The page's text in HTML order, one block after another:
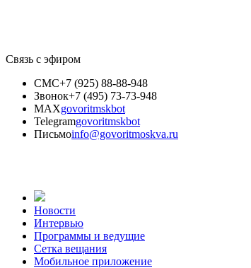
Связь с эфиром
СМС+7 (925) 88-88-948
Звонок+7 (495) 73-73-948
MAXgovoritmskbot
Telegramgovoritmskbot
Письмоinfo@govoritmoskva.ru
Новости
Интервью
Программы и ведущие
Сетка вещания
Мобильное приложение